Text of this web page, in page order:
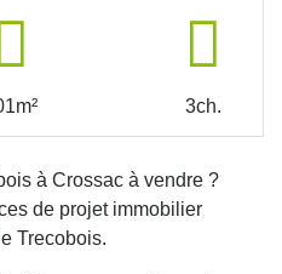
3ch.
à Crossac à vendre ?
de projet immobilier
Trecobois.